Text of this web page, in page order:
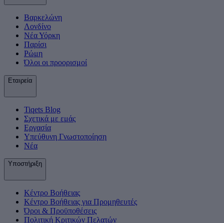
Βαρκελώνη
Λονδίνο
Νέα Υόρκη
Παρίσι
Ρώμη
Όλοι οι προορισμοί
Εταιρεία
Tiqets Βlog
Σχετικά με εμάς
Εργασία
Υπεύθυνη Γνωστοποίηση
Νέα
Υποστήριξη
Κέντρο Βοήθειας
Κέντρο Βοήθειας για Προμηθευτές
Όροι & Προϋποθέσεις
Πολιτική Κριτικών Πελατών